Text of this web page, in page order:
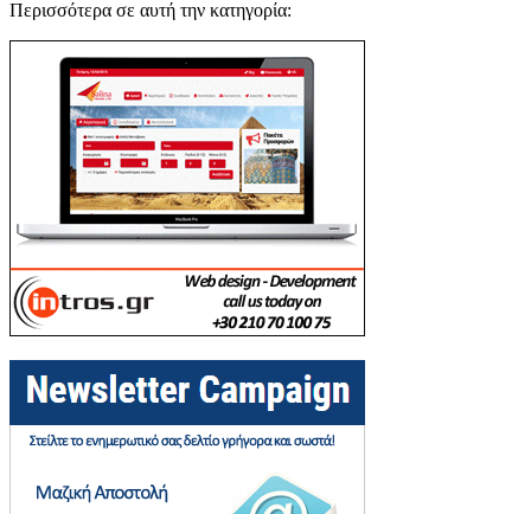
Περισσότερα σε αυτή την κατηγορία: